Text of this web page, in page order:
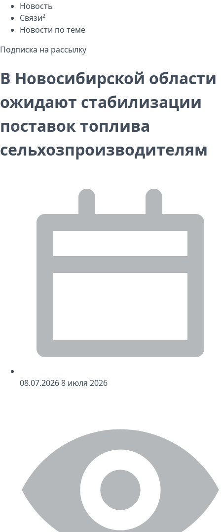
Новость
Связи2
Новости по теме
Подписка на рассылку
В Новосибирской области
ожидают стабилизации
поставок топлива
сельхозпроизводителям
08.07.20268 июля 2026